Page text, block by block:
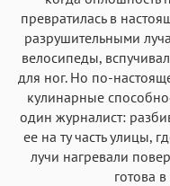
превратилась в
разрушительными
велосипеды,
для ног. Но по-
кулинарные
один журналист:
ее на ту часть улицы,
лучи нагревали
готова